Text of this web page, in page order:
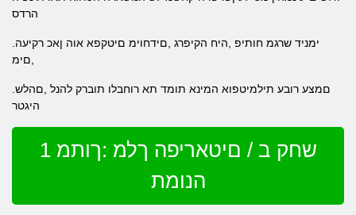
הרדס
,םימ
היגטר
שחק ב / םיטאריפה ךלמ :ךותמ 1
הנומת